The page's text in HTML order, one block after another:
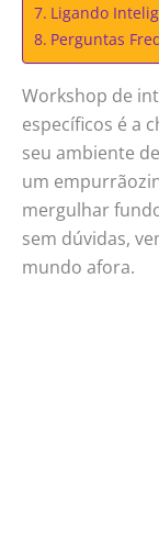
Ligando
Perguntas
Workshop de
específicos é a
seu ambiente
um
mergulhar
sem dúvidas,
mundo afora.